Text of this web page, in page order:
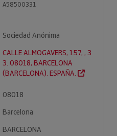
A58500331
Sociedad Anónima
CALLE ALMOGAVERS, 157, , 3
3. 08018, BARCELONA
(BARCELONA). ESPAÑA.
08018
Barcelona
BARCELONA